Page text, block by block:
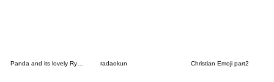
radaokun Christian Emoji part2